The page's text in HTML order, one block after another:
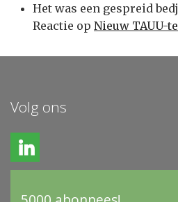
Het was een gespreid
Reactie op Nieuw TAUU-
Volg ons